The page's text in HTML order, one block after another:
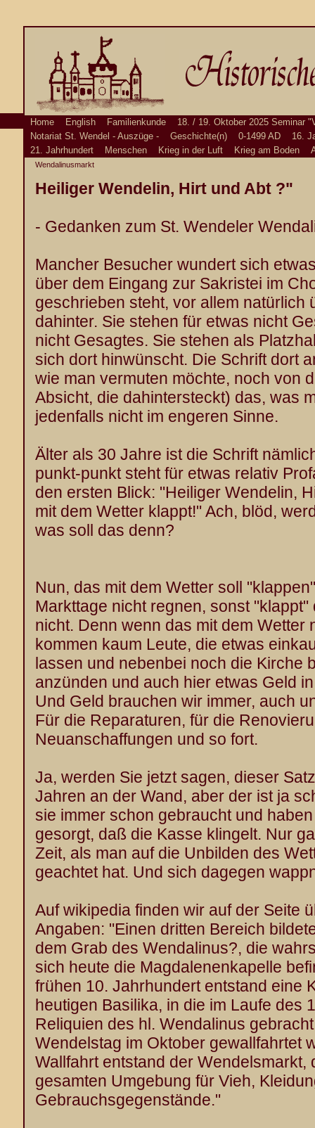
Home English Familienkunde
18. / 19. Oktober 2025 Seminar
Notariat St. Wendel - Auszüge -
Geschichte(n) 0-1499 AD
16.
21. Jahrhundert
Menschen Krieg in der Luft Krieg am Boden
Wendalinusmarkt
Heiliger Wendelin, Hirt und Abt ?"
- Gedanken zum St. Wendeler
Mancher Besucher wundert sich
über dem Eingang zur Sakristei im
geschrieben steht, vor allem natürlich
dahinter. Sie stehen für etwas nicht
nicht Gesagtes. Sie stehen als
sich dort hinwünscht. Die Schrift dort
wie man vermuten möchte, noch von
Absicht, die dahintersteckt) das, was
jedenfalls nicht im engeren Sinne.
Älter als 30 Jahre ist die Schrift
punkt-punkt steht für etwas relativ
den ersten Blick: "Heiliger Wendelin,
mit dem Wetter klappt!" Ach, blöd,
was soll das denn?
Nun, das mit dem Wetter soll
Markttage nicht regnen, sonst
nicht. Denn wenn das mit dem Wetter
kommen kaum Leute, die etwas
lassen und nebenbei noch die Kirche
anzünden und auch hier etwas Geld
Und Geld brauchen wir immer, auch
Für die Reparaturen, für die
Neuanschaffungen und so fort.
Ja, werden Sie jetzt sagen, dieser
Jahren an der Wand, aber der ist ja
sie immer schon gebraucht und
gesorgt, daß die Kasse klingelt. Nur
Zeit, als man auf die Unbilden des
geachtet hat. Und sich dagegen
Auf wikipedia finden wir auf der Seite
Angaben: "Einen dritten Bereich
dem Grab des Wendalinus?, die
sich heute die Magdalenenkapelle
frühen 10. Jahrhundert entstand eine
heutigen Basilika, in die im Laufe des
Reliquien des hl. Wendalinus
Wendelstag im Oktober gewallfahrtet
Wallfahrt entstand der Wendelsmarkt,
gesamten Umgebung für Vieh,
Gebrauchsgegenstände."